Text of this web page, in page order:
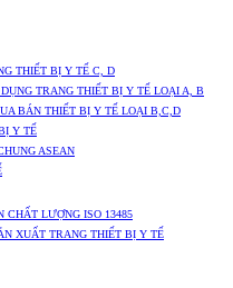
THIẾT BỊ Y TẾ C, D
TRANG THIẾT BỊ Y TẾ LOẠI A, B
BÁN THIẾT BỊ Y TẾ LOẠI B,C,D
Y TẾ
ASEAN
CHẤT LƯỢNG ISO 13485
XUẤT TRANG THIẾT BỊ Y TẾ